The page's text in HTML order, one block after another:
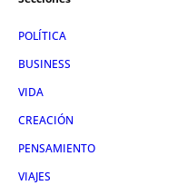
POLÍTICA
BUSINESS
VIDA
CREACIÓN
PENSAMIENTO
VIAJES